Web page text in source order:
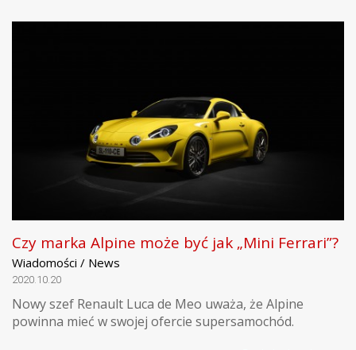
Czy marka Alpine może być jak „Mini Ferrari”?
Wiadomości / News
2020.10.20
Nowy szef Renault Luca de Meo uważa, że Alpine
powinna mieć w swojej ofercie supersamochód.